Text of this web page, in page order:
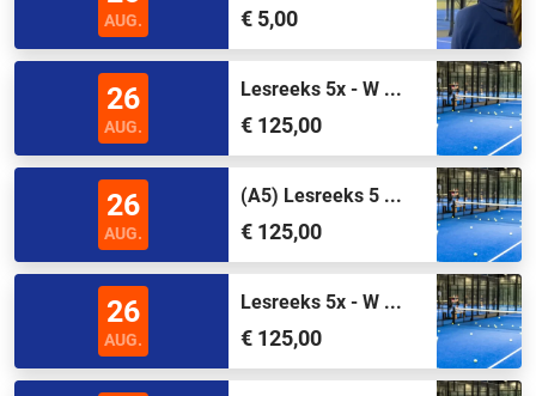
AUG. € 5,00
26
AUG.
Lesreeks 5x - W ...
€ 125,00
26
AUG.
(A5) Lesreeks 5 ...
€ 125,00
26
AUG.
Lesreeks 5x - W ...
€ 125,00